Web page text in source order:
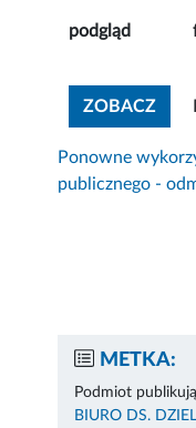
podgląd
ZOBACZ
Ponowne
publicznego -
METKA:
Podmiot
BIURO DS.